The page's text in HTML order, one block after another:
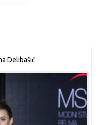
Delibašić